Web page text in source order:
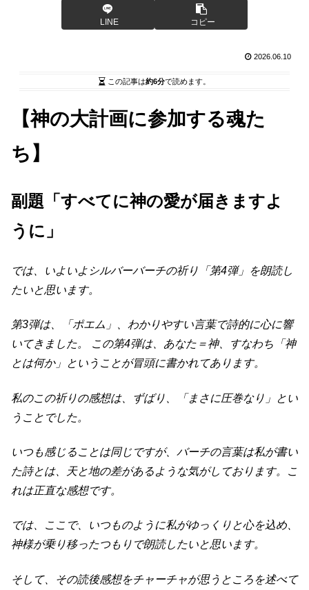
LINE コピー
2026.06.10
この記事は約6分で読めます。
【神の大計画に参加する魂た
ち】
副題「すべてに神の愛が届きますよ
うに」
では、いよいよシルバーバーチの祈り「第4弾」を朗読し
たいと思います。
第3弾は、「ポエム」、わかりやすい言葉で詩的に心に響
いてきました。 この第4弾は、あなた＝神、すなわち「神
とは何か」ということが冒頭に書かれてあります。
私のこの祈りの感想は、ずばり、「まさに圧巻なり」とい
うことでした。
いつも感じることは同じですが、バーチの言葉は私が書い
た詩とは、天と地の差があるような気がしております。こ
れは正直な感想です。
では、ここで、いつものように私がゆっくりと心を込め、
神様が乗り移ったつもりで朗読したいと思います。
そして、その読後感想をチャーチャが思うところを述べて